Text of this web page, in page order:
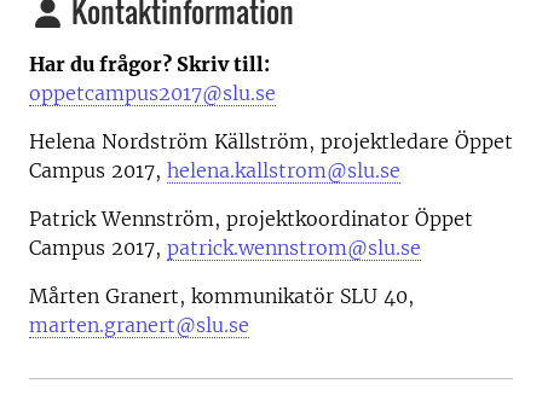
Kontaktinformation
Har du frågor? Skriv till:
oppetcampus2017@slu.se
Helena Nordström Källström, projektledare Öppet
Campus 2017, helena.kallstrom@slu.se
Patrick Wennström, projektkoordinator Öppet
Campus 2017, patrick.wennstrom@slu.se
Mårten Granert, kommunikatör SLU 40,
marten.granert@slu.se